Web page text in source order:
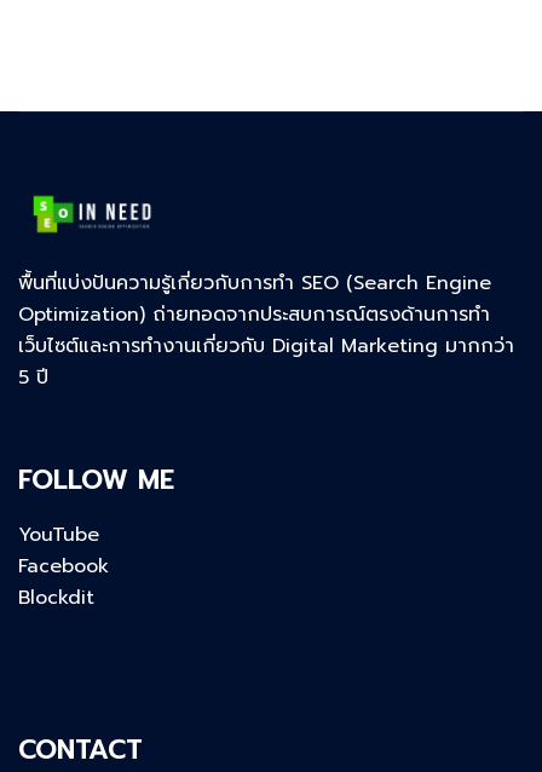
พื้นที่แบ่งปันความรู้เกี่ยวกับการทำ SEO (Search Engine
Optimization) ถ่ายทอดจากประสบการณ์ตรงด้านการทำ
เว็บไซต์และการทำงานเกี่ยวกับ Digital Marketing มากกว่า
5 ปี
FOLLOW ME
YouTube
Facebook
Blockdit
CONTACT